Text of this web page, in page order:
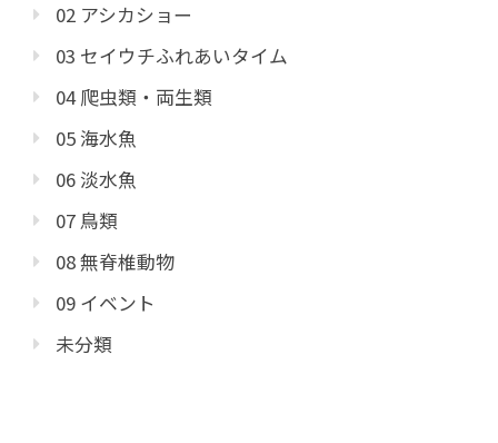
02 アシカショー
03 セイウチふれあいタイム
04 爬虫類・両生類
05 海水魚
06 淡水魚
07 鳥類
08 無脊椎動物
09 イベント
未分類